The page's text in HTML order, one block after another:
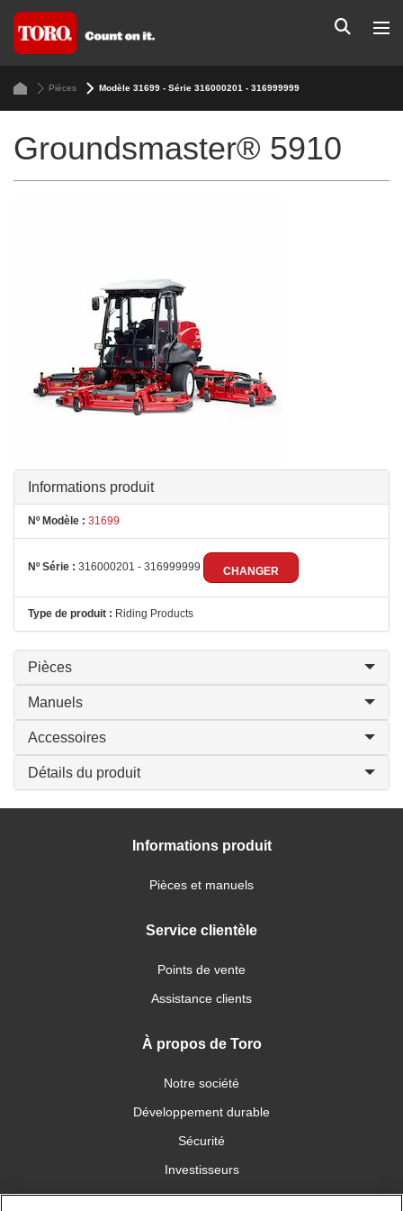
Pièces Modèle 31699 - Série 316000201 - 316999999
Groundsmaster® 5910
Informations produit
Nº Modèle : 31699
Nº Série : 316000201 - 316999999 CHANGER
Type de produit : Riding Products
Pièces
Manuels
Accessoires
Détails du produit
Informations produit
Pièces et manuels
Service clientèle
Points de vente
Assistance clients
À propos de Toro
Notre société
Développement durable
Sécurité
Investisseurs
Carrières